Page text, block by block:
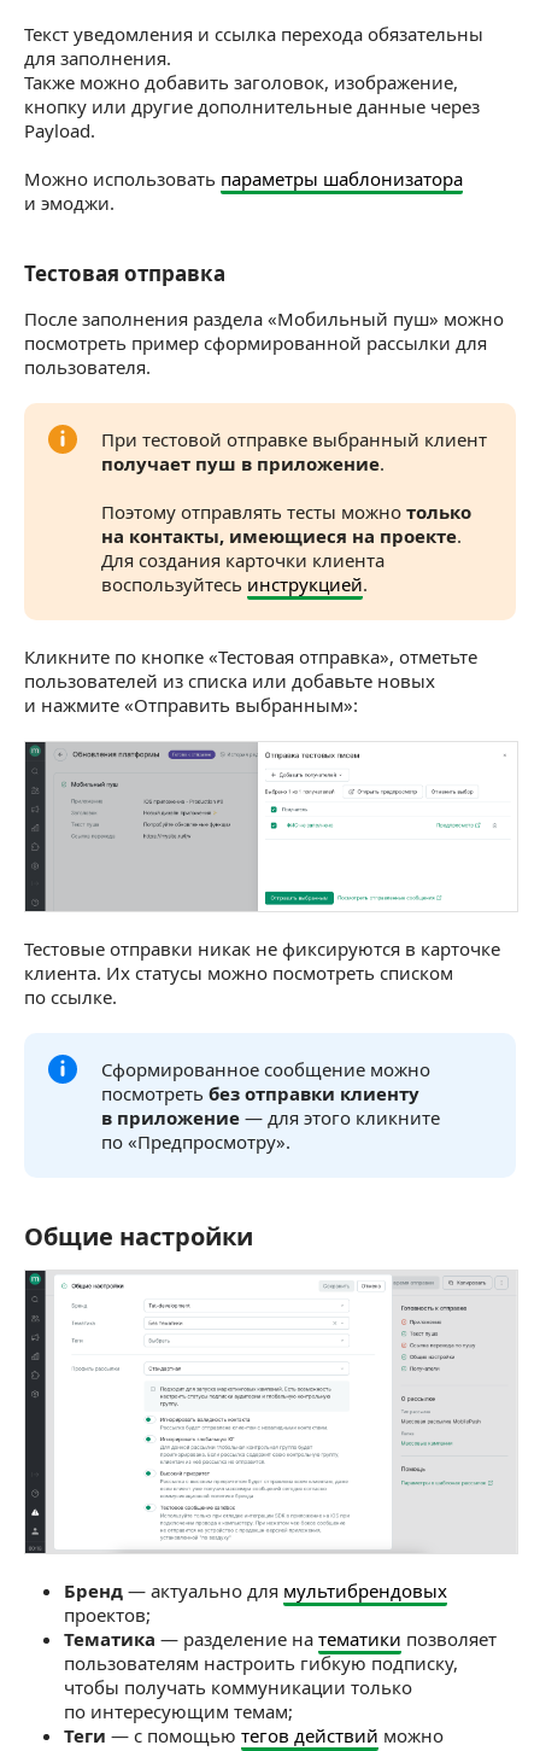
Текст уведомления и ссылка перехода обязательны
для заполнения.
Также можно добавить заголовок, изображение,
кнопку или другие дополнительные данные через
Payload.
Можно использовать параметры шаблонизатора
и эмоджи.
Тестовая отправка
Тестовая отправка
После заполнения раздела «Мобильный пуш» можно
посмотреть пример сформированной рассылки для
пользователя.
При тестовой отправке выбранный клиент
получает пуш в приложение.
Поэтому отправлять тесты можно только
на контакты, имеющиеся на проекте.
Для создания карточки клиента
воспользуйтесь инструкцией.
Кликните по кнопке «Тестовая отправка», отметьте
пользователей из списка или добавьте новых
и нажмите «Отправить выбранным»:
Тестовые отправки никак не фиксируются в карточке
клиента. Их статусы можно посмотреть списком
по ссылке.
Сформированное сообщение можно
посмотреть без отправки клиенту
в приложение — для этого кликните
по «Предпросмотру».
Общие настройки
Общие настройки
Бренд — актуально для мультибрендовых
проектов;
Тематика — разделение на тематики позволяет
пользователям настроить гибкую подписку,
чтобы получать коммуникации только
по интересующим темам;
Теги — с помощью тегов действий можно